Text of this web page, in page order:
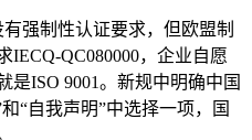
强制性认证要求，但欧盟制
IECQ-QC080000，企业自愿
是ISO 9001。新规中明确中国
“自我声明”中选择一项，国